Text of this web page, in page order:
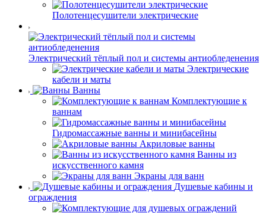
Полотенцесушители электрические
Электрический тёплый пол и системы антиобледенения
Электрические
кабели и маты
Ванны
Комплектующие к
ваннам
Гидромассажные ванны и минибасейны
Акриловые ванны
Ванны из
искусственного камня
Экраны для ванн
Душевые кабины и
ограждения